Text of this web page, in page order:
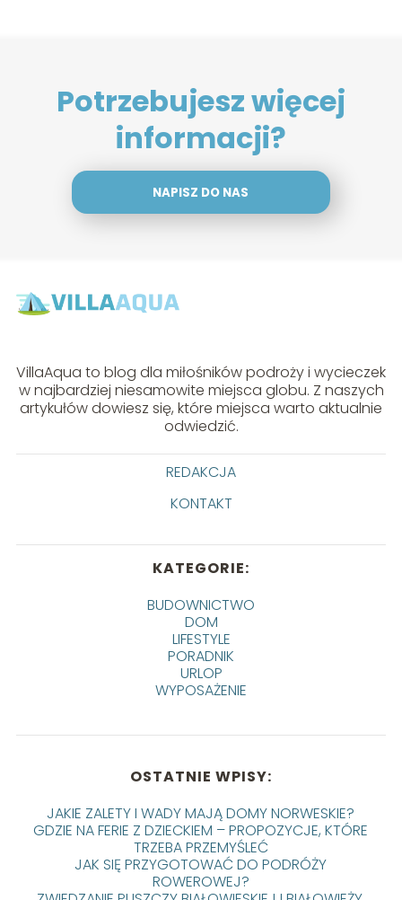
Potrzebujesz więcej
informacji?
NAPISZ DO NAS
VillaAqua to blog dla miłośników podroży i wycieczek
w najbardziej niesamowite miejsca globu. Z naszych
artykułów dowiesz się, które miejsca warto aktualnie
odwiedzić.
REDAKCJA
KONTAKT
KATEGORIE:
BUDOWNICTWO
DOM
LIFESTYLE
PORADNIK
URLOP
WYPOSAŻENIE
OSTATNIE WPISY:
JAKIE ZALETY I WADY MAJĄ DOMY NORWESKIE?
GDZIE NA FERIE Z DZIECKIEM – PROPOZYCJE, KTÓRE
TRZEBA PRZEMYŚLEĆ
JAK SIĘ PRZYGOTOWAĆ DO PODRÓŻY
ROWEROWEJ?